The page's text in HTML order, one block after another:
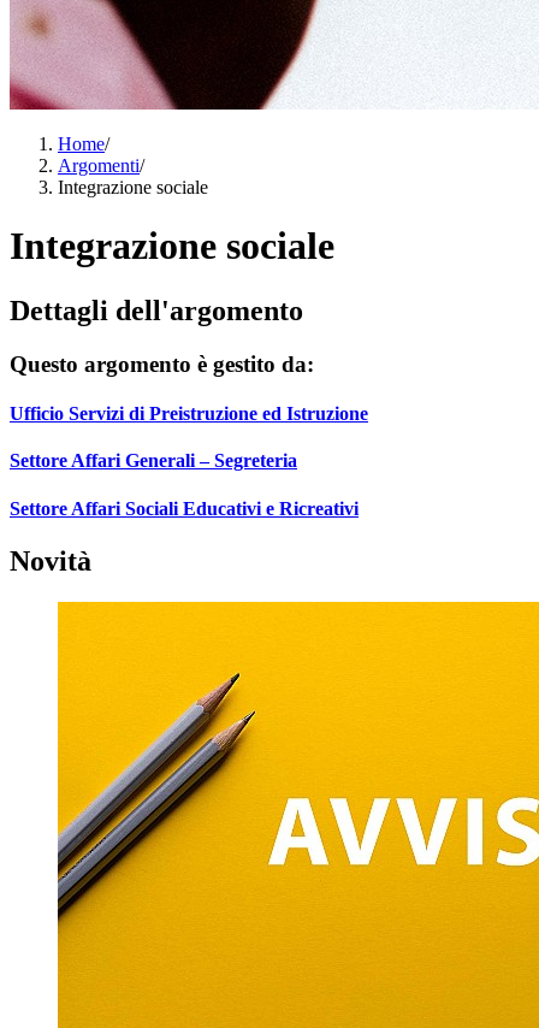
Home/
Argomenti/
Integrazione sociale
Integrazione sociale
Dettagli dell'argomento
Questo argomento è gestito da:
Ufficio Servizi di Preistruzione ed Istruzione
Settore Affari Generali – Segreteria
Settore Affari Sociali Educativi e Ricreativi
Novità